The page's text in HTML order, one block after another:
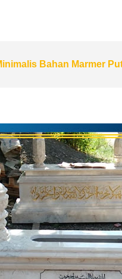
Bahan Marmer